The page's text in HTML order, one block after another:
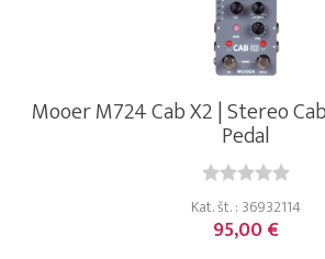
Mooer M724 Cab X2 | Stereo
Pedal
Kat. št. : 36932114
95,00 €